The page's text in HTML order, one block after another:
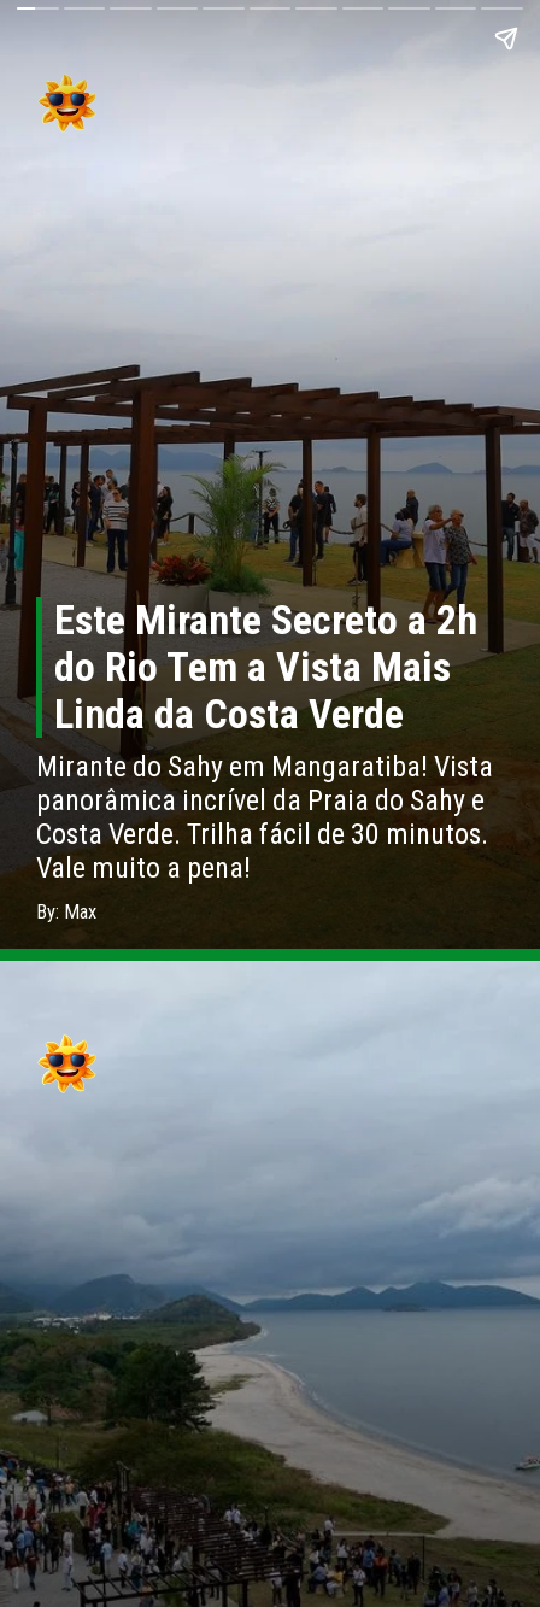
Este Mirante Secreto a 2h
do Rio Tem a Vista Mais
Linda da Costa Verde
Mirante do Sahy em Mangaratiba! Vista
panorâmica incrível da Praia do Sahy e
Costa Verde. Trilha fácil de 30 minutos.
Vale muito a pena!
By: Max